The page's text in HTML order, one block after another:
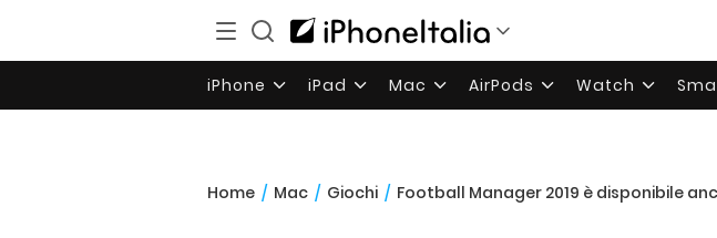
iPhone iPad Mac AirPods Watch
Home / Mac / Giochi / Football Manager 2019 è disponibile